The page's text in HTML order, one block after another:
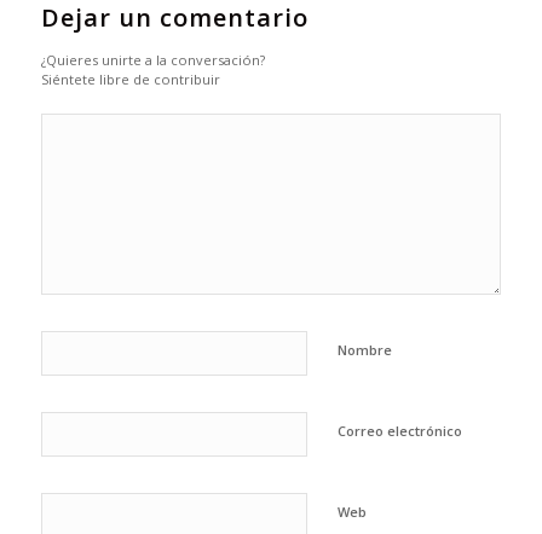
Dejar un comentario
¿Quieres unirte a la conversación?
Siéntete libre de contribuir
Nombre
Correo electrónico
Web